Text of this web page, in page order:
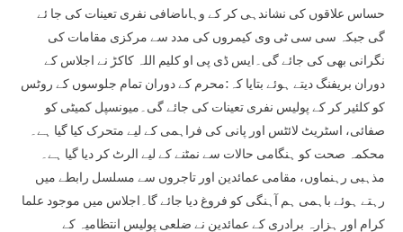
حساس علاقوں کی نشاندہی کر کے وہاںاضافی نفری تعینات کی جا ئے
گی جبکہ سی سی ٹی وی کیمروں کی مدد سے مرکزی مقامات کی
نگرانی بھی کی جائے گی۔ایس ڈی پی او کلیم اللہ کاکڑ نے اجلاس کے
دوران بریفنگ دیتے ہوئے بتایا کہ:محرم کے دوران تمام جلوسوں کے روٹس
کو کلئیر کر کے پولیس نفری تعینات کی جائے گی۔میونسپل کمیٹی کو
صفائی، اسٹریٹ لائٹس اور پانی کی فراہمی کے لیے متحرک کیا گیا ہے۔
محکمہ صحت کو ہنگامی حالات سے نمٹنے کے لیے الرٹ کر دیا گیا ہے۔
مذہبی رہنماوں، مقامی عمائدین اور تاجروں سے مسلسل رابطے میں
رہتے ہوئے باہمی ہم آہنگی کو فروغ دیا جائے گا۔اجلاس میں موجود علما
کرام اور ہزارہ برادری کے عمائدین نے ضلعی پولیس انتظامیہ کے